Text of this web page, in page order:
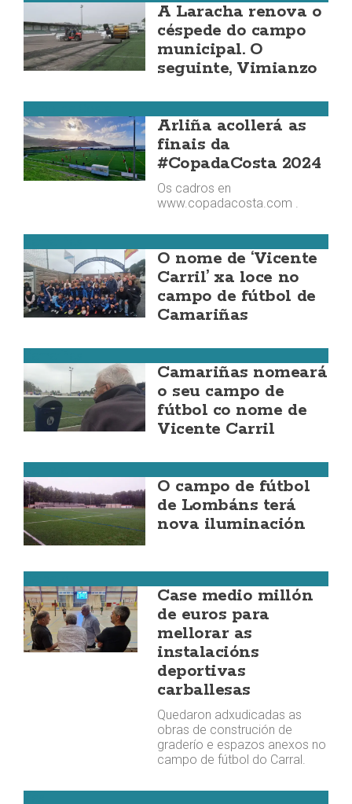
A Laracha renova o
céspede do campo
municipal. O
seguinte, Vimianzo
Arliña acollerá as
finais da
#CopadaCosta 2024
Os cadros en
www.copadacosta.com .
O nome de ‘Vicente
Carril’ xa loce no
campo de fútbol de
Camariñas
Camariñas nomeará
o seu campo de
fútbol co nome de
Vicente Carril
O campo de fútbol
de Lombáns terá
nova iluminación
Case medio millón
de euros para
mellorar as
instalacións
deportivas
carballesas
Quedaron adxudicadas as
obras de construción de
graderío e espazos anexos no
campo de fútbol do Carral.